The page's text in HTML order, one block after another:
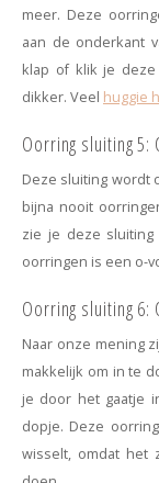
meer. Deze
aan de onderkant
klap of klik je
dikker. Veel huggie
Oorring sluiting 5:
Deze sluiting wordt
bijna nooit
zie je deze
oorringen is een o-
Oorring sluiting
Naar onze mening
makkelijk om in te
je door het gaatje
dopje. Deze
wisselt, omdat het